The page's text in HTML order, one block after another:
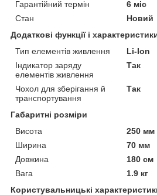
Гарантійний термін
6 міс
Стан
Новий
Додаткові функції і
Тип елементів живлення
Li-Ion
Індикатор заряду
елементів живлення
Так
Чохол для зберігання й
транспортування
Так
Габаритні розміри
Висота
250 мм
Ширина
70 мм
Довжина
180 см
Вага
1.9 кг
Користувальницькі